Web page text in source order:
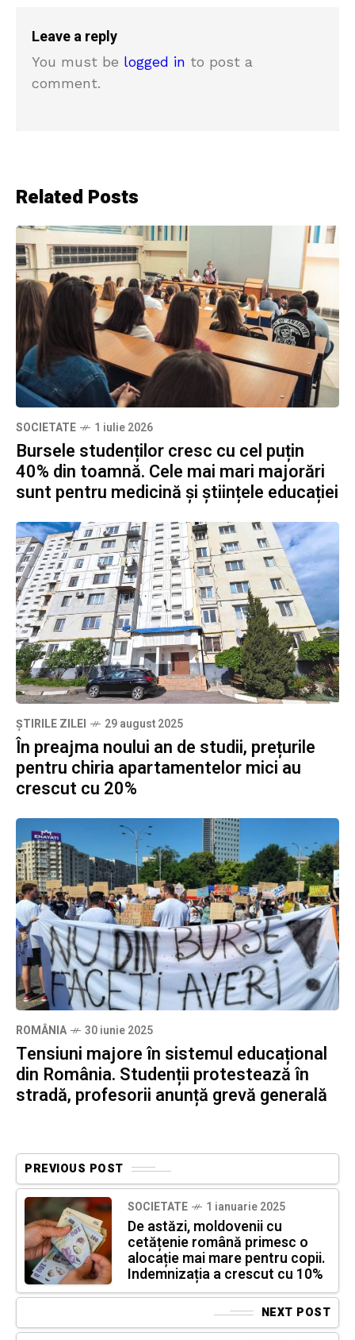
Leave a reply
You must be logged in to post a
comment.
Related Posts
SOCIETATE 1 iulie 2026
Bursele studenților cresc cu cel puțin
40% din toamnă. Cele mai mari majorări
sunt pentru medicină și științele educației
ȘTIRILE ZILEI 29 august 2025
În preajma noului an de studii, prețurile
pentru chiria apartamentelor mici au
crescut cu 20%
ROMÂNIA 30 iunie 2025
Tensiuni majore în sistemul educațional
din România. Studenții protestează în
stradă, profesorii anunță grevă generală
PREVIOUS POST
SOCIETATE 1 ianuarie 2025
De astăzi, moldovenii cu
cetățenie română primesc o
alocație mai mare pentru copii.
Indemnizația a crescut cu 10%
NEXT POST